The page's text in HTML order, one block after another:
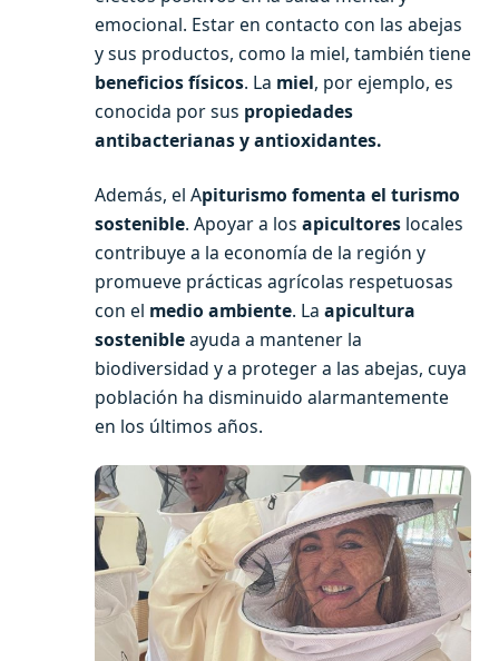
emocional. Estar en contacto con las abejas
y sus productos, como la miel, también tiene
beneficios físicos. La miel, por ejemplo, es
conocida por sus propiedades
antibacterianas y antioxidantes.
Además, el Apiturismo fomenta el turismo
sostenible. Apoyar a los apicultores locales
contribuye a la economía de la región y
promueve prácticas agrícolas respetuosas
con el medio ambiente. La apicultura
sostenibleayuda a mantener la
biodiversidad y a proteger a las abejas, cuya
población ha disminuido alarmantemente
en los últimos años.